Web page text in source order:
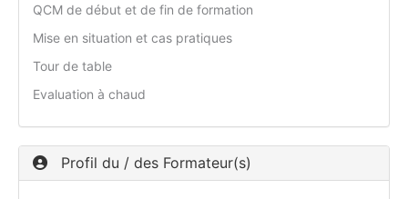
QCM de début et de fin de formation
Mise en situation et cas pratiques
Tour de table
Evaluation à chaud
Profil du / des Formateur(s)